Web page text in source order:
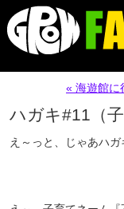
« 海遊館に
ハガキ#11（
え～っと、じゃあハガ